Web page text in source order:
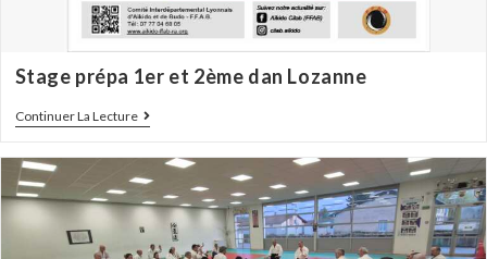
Stage prépa 1er et 2ème dan Lozanne
Continuer La Lecture